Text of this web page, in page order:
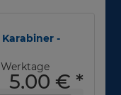
-
5,00 € *